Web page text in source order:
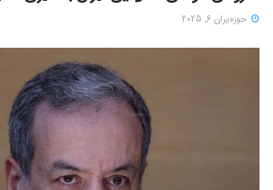
حوزه‌یران 6, 2025